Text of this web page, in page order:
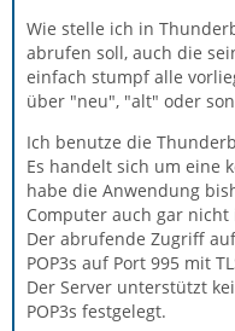
Wie stelle ich in
abrufen soll, auch die
einfach stumpf alle
über "neu", "alt" oder
Ich benutze die
Es handelt sich um eine
habe die Anwendung
Computer auch gar
Der abrufende Zugriff
POP3s auf Port 995 mit
Der Server unterstützt
POP3s festgelegt.